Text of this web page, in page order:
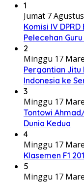
1
Jumat 7
Komisi IV
Pelecehan
2
Minggu 17
Pergantian Jitu
Indonesia ke
3
Minggu 17
Tontowi
Dunia Kedua
4
Minggu 17
Klasemen F1
5
Minggu 17